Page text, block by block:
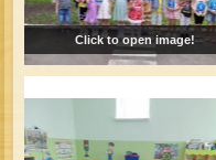
Click to open image!